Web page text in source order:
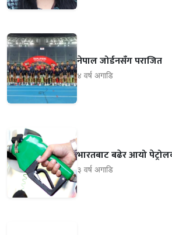
नेपाल जोर्डनसँग पराजित
४ वर्ष अगाडि
भारतबाट बढेर आयो
३ वर्ष अगाडि